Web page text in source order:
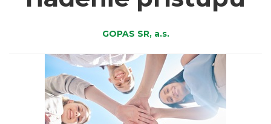
GOPAS SR, a.s.